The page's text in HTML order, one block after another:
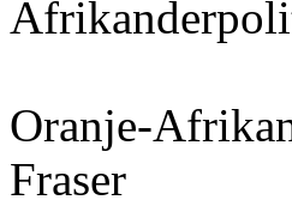
Oranje-
Fraser